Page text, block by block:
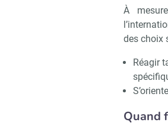
À
des choix
Réagir
Quand